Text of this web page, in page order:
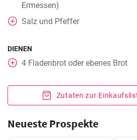
Ermessen)
Salz und Pfeffer
DIENEN
4 Fladenbrot oder ebenes Brot
Zutaten zur
Neueste Prospekte